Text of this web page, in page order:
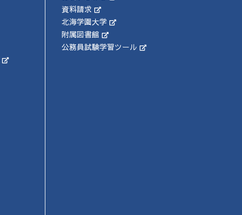
資料請求
北海学園大学
附属図書館
公務員試験学習ツール